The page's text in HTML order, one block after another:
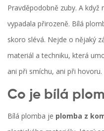
Pravděpodobně zuby. A
vypadala přirozeně. Bílá
skoro slévá. Nejde o nějaký
materiál a techniku, která
ani při smíchu, ani při hovoru.
Co je bílá
Bílá plomba je plomba z